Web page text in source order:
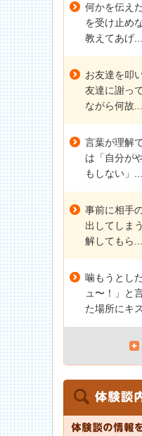
何かを伝え
を受け止め
教えてあげ...
お友達を叩
友達に謝っ
ながら何故...
言葉が理解
は「自分が
もしない」...
事前に相手
出してしま
解してもら...
噛もうとし
ュ〜！」と
た場所にキ